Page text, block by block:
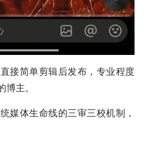
接简单剪辑后发布，专业程度
博主。
媒体生命线的三审三校机制，